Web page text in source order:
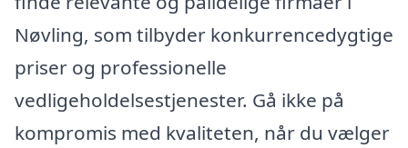
Nøvling, som tilbyder konkurrencedygtige
priser og professionelle
vedligeholdelsestjenester. Gå ikke på
kompromis med kvaliteten, når du vælger